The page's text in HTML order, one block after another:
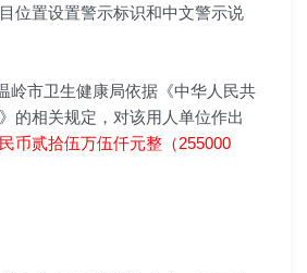
位置设置警示标识和中文警示说
岭市卫生健康局依据《中华人民共
的相关规定，对该用人单位作出
币贰拾伍万伍仟元整（255000